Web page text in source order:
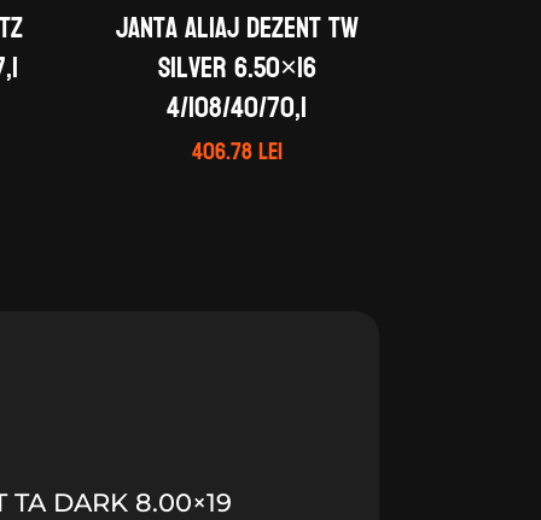
Janta aliaj DEZENT TW
silver 6.50×16
4/108/40/70,1
406.78lei
TA DARK 8.00×19